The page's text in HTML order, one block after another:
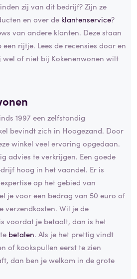
zij van dit bedrijf? Zijn ze
en over de klantenservice?
van andere klanten. Deze staan
rijtje. Lees de recensies door en
wel of niet bij Kokenenwonen wilt
1997 een zelfstandig
bevindt zich in Hoogezand. Door
winkel veel ervaring opgedaan.
advies te verkrijgen. Een goede
hoog in het vaandel. Er is
op het gebied van
je voor een bedrag van 50 euro of
verzendkosten. Wil je de
voordat je betaalt, dan is het
betalen. Als je het prettig vindt
of kookspullen eerst te zien
dan ben je welkom in de grote